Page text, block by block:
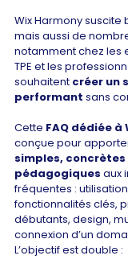
Wix Harmony suscite
mais aussi de
notamment chez les
TPE et les
souhaitent créer un
performant sans
Cette FAQ dédiée à
conçue pour
simples, concrètes
pédagogiques aux
fréquentes :
fonctionnalités clés,
débutants, design,
connexion d’un
L’objectif est double :